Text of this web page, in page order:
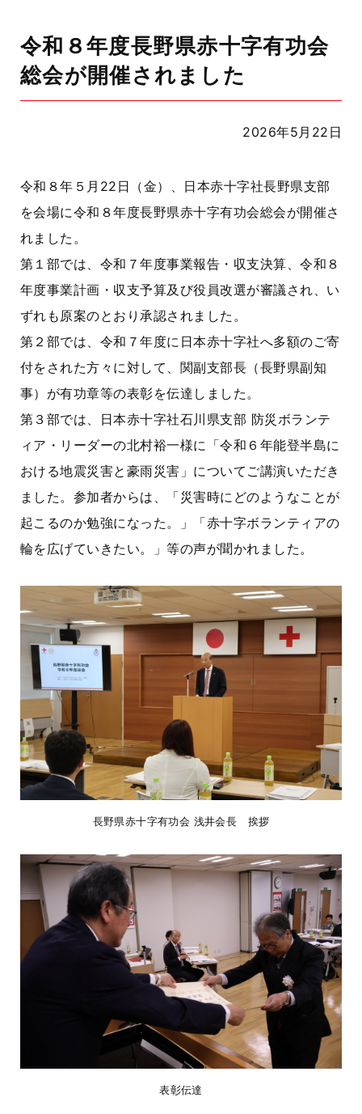
令和８年度長野県赤十字有功会
総会が開催されました
2026年5月22日
令和８年５月22日（金）、日本赤十字社長野県支部
を会場に令和８年度長野県赤十字有功会総会が開催さ
れました。
第１部では、令和７年度事業報告・収支決算、令和８
年度事業計画・収支予算及び役員改選が審議され、い
ずれも原案のとおり承認されました。
第２部では、令和７年度に日本赤十字社へ多額のご寄
付をされた方々に対して、関副支部長（長野県副知
事）が有功章等の表彰を伝達しました。
第３部では、日本赤十字社石川県支部 防災ボランテ
ィア・リーダーの北村裕一様に「令和６年能登半島に
おける地震災害と豪雨災害」についてご講演いただき
ました。参加者からは、「災害時にどのようなことが
起こるのか勉強になった。」「赤十字ボランティアの
輪を広げていきたい。」等の声が聞かれました。
長野県赤十字有功会 浅井会長 挨拶
表彰伝達